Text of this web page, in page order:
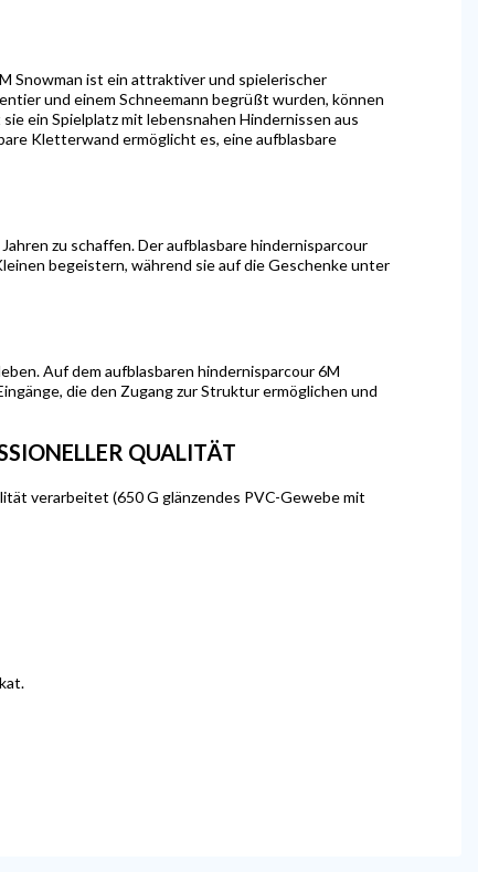
Snowman ist ein attraktiver und spielerischer
und einem Schneemann begrüßt wurden, können
ein Spielplatz mit lebensnahen Hindernissen aus
Kletterwand ermöglicht es, eine aufblasbare
zu schaffen. Der aufblasbare hindernisparcour
begeistern, während sie auf die Geschenke unter
Auf dem aufblasbaren hindernisparcour 6M
die den Zugang zur Struktur ermöglichen und
QUALITÄT
verarbeitet (650 G glänzendes PVC-Gewebe mit